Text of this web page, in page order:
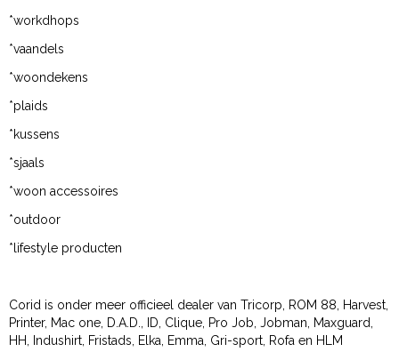
*workdhops
*vaandels
*woondekens
*plaids
*kussens
*sjaals
*woon accessoires
*outdoor
*lifestyle producten
Corid is onder meer officieel dealer van Tricorp, ROM 88, Harvest,
Printer, Mac one, D.A.D., ID, Clique, Pro Job, Jobman, Maxguard,
HH, Indushirt, Fristads, Elka, Emma, Gri-sport, Rofa en HLM